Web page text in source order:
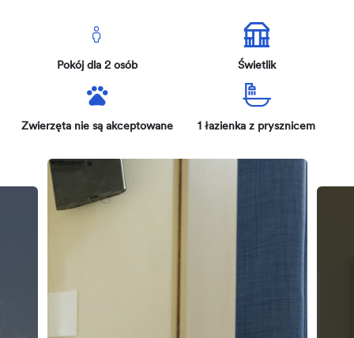
Pokój dla 2 osób Świetlik
Zwierzęta nie są akceptowane 1 łazienka z prysznicem